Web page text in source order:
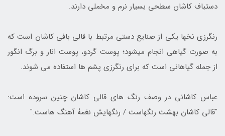
دستباف کاشان سطحی بسیار نرم و مخملی دارند.
رنگرزی نخ­ها یکی از صنایع­ دستی مرتبط با قالی­ بافی کاشان است که
به­ صورت گیاهی انجام می­شود؛ پوست گردو، پوست انار و برگ انگور
از جمله گیاهانی است که برای رنگرزی پشم ­ها استفاده می­ شوند.
عباس کاشانی در وصف رنگ­ های قالی کاشان چنین سروده است:
"قالی کاشان بهشت رنگ­هاست / رنگ­هایش نغمۀ آهنگ­ هاست."